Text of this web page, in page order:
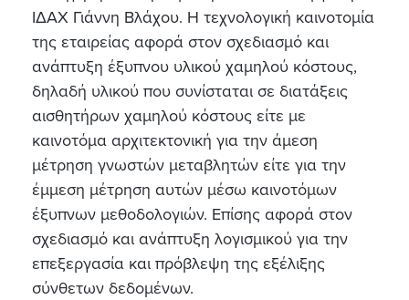
ΙΔΑΧ Γιάννη Βλάχου. Η τεχνολογική καινοτομία
της εταιρείας αφορά στον σχεδιασμό και
ανάπτυξη έξυπνου υλικού χαμηλού κόστους,
δηλαδή υλικού που συνίσταται σε διατάξεις
αισθητήρων χαμηλού κόστους είτε με
καινοτόμα αρχιτεκτονική για την άμεση
μέτρηση γνωστών μεταβλητών είτε για την
έμμεση μέτρηση αυτών μέσω καινοτόμων
έξυπνων μεθοδολογιών. Επίσης αφορά στον
σχεδιασμό και ανάπτυξη λογισμικού για την
επεξεργασία και πρόβλεψη της εξέλιξης
σύνθετων δεδομένων.